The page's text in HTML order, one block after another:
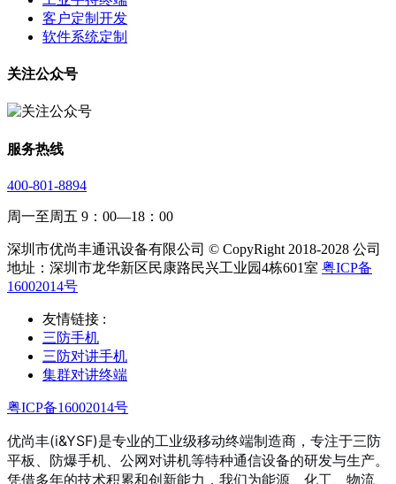
客户定制开发
软件系统定制
关注公众号
服务热线
400-801-8894
周一至周五 9：00—18：00
深圳市优尚丰通讯设备有限公司 © CopyRight 2018-2028 公司
地址：深圳市龙华新区民康路民兴工业园4栋601室 粤ICP备
16002014号
友情链接 :
三防手机
三防对讲手机
集群对讲终端
粤ICP备16002014号
优尚丰(i&YSF)是专业的工业级移动终端制造商，专注于三防
平板、防爆手机、公网对讲机等特种通信设备的研发与生产。
凭借多年的技术积累和创新能力，我们为能源、化工、物流、